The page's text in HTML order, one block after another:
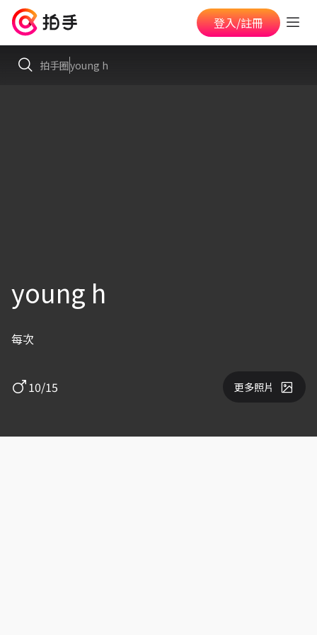
登入/註冊
拍手圈young h
young h
每次
10/15 更多照片